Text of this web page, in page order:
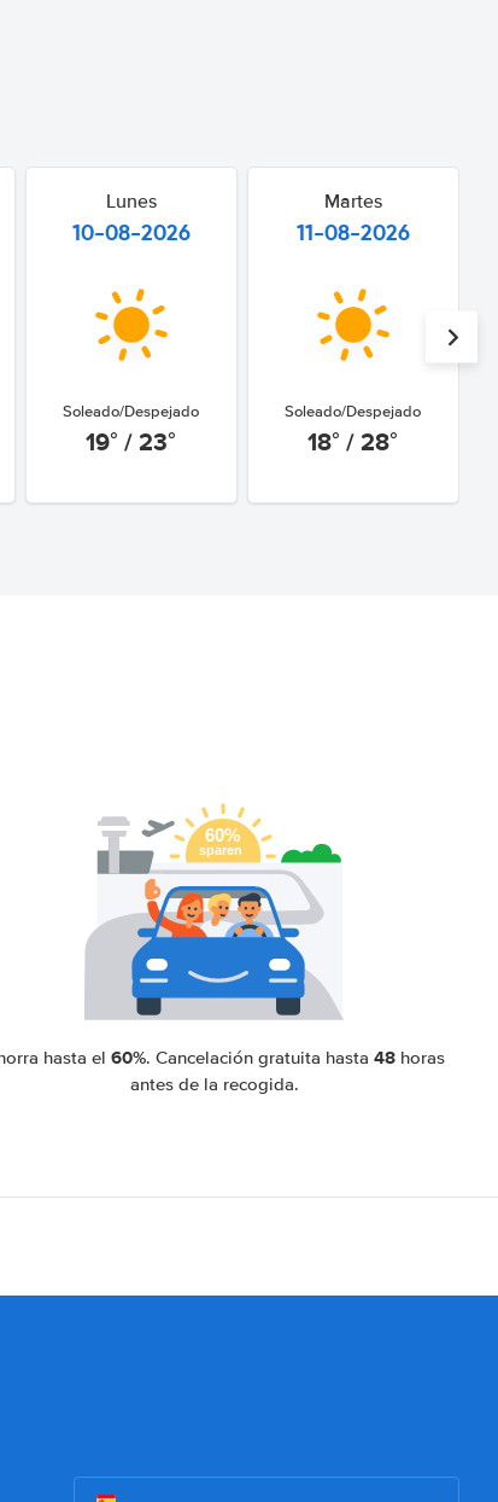
Lunes
10-08-2026
Soleado/Despejado
19° / 23°
Martes
11-08-2026
Soleado/Despejado
18° / 28°
hasta el 60%. Cancelación gratuita hasta 48horas
antes de la recogida.